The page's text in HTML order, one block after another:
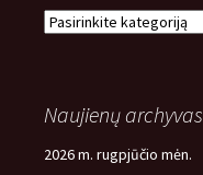
Naujienų
Naujienų archyvas
2026 m. rugpjūčio mėn.